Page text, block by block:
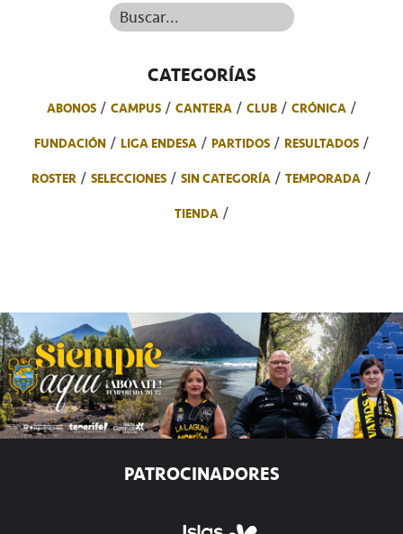
Buscar...
CATEGORÍAS
ABONOS CAMPUS CANTERA CLUB
CRÓNICA
FUNDACIÓN
LIGA ENDESA PARTIDOS
RESULTADOS
ROSTER
SELECCIONES SIN CATEGORÍA
TEMPORADA
TIENDA
PATROCINADORES